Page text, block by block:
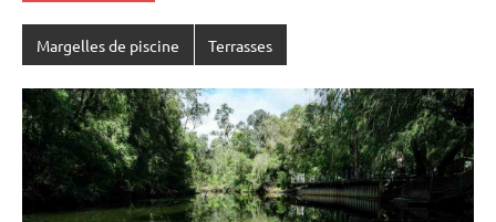
Margelles de piscine Terrasses